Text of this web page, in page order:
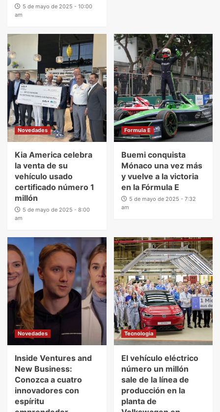
5 de mayo de 2025 - 10:00
am
Novedades
Kia America celebra
la venta de su
vehículo usado
certificado número 1
millón
5 de mayo de 2025 - 8:00
am
Formula E
Buemi conquista
Mónaco una vez más
y vuelve a la victoria
en la Fórmula E
5 de mayo de 2025 - 7:32
am
Novedades
Inside Ventures and
New Business:
Conozca a cuatro
innovadores con
espíritu
Tecnologia
El vehículo eléctrico
número un millón
sale de la línea de
producción en la
planta de